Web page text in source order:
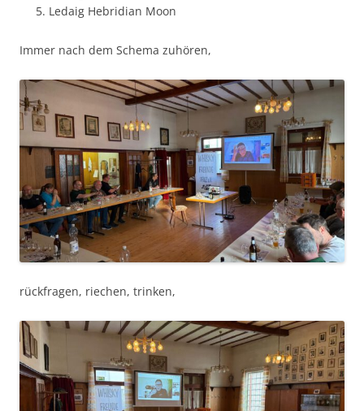
Ledaig Hebrid­i­an Moon
Immer nach dem Schema zuhören,
rück­fra­gen, riechen, trinken,